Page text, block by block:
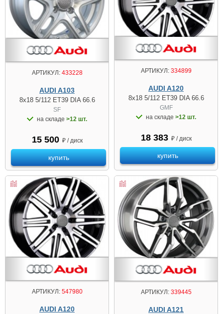
АРТИКУЛ:433228
AUDI A103
8x18 5/112 ET39 DIA 66.6
SF
на складе >12 шт.
15 500 ₽ / диск
купить
АРТИКУЛ:334899
AUDI A120
8x18 5/112 ET39 DIA 66.6
GMF
на складе >12 шт.
18 383 ₽ / диск
купить
АРТИКУЛ:547980
AUDI A120
АРТИКУЛ:339445
AUDI A121